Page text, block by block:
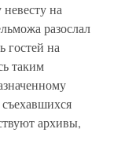
на
разослал
гостей на
таким
архивы,